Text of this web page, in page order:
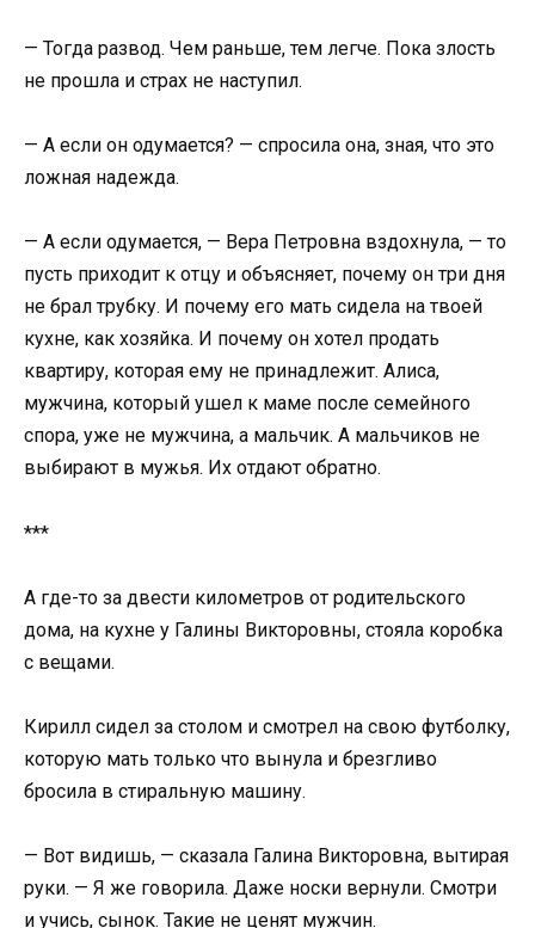
— Тогда развод. Чем раньше, тем легче. Пока злость
не прошла и страх не наступил.
— А если он одумается? — спросила она, зная, что это
ложная надежда.
— А если одумается, — Вера Петровна вздохнула, — то
пусть приходит к отцу и объясняет, почему он три дня
не брал трубку. И почему его мать сидела на твоей
кухне, как хозяйка. И почему он хотел продать
квартиру, которая ему не принадлежит. Алиса,
мужчина, который ушел к маме после семейного
спора, уже не мужчина, а мальчик. А мальчиков не
выбирают в мужья. Их отдают обратно.
***
А где-то за двести километров от родительского
дома, на кухне у Галины Викторовны, стояла коробка
с вещами.
Кирилл сидел за столом и смотрел на свою футболку,
которую мать только что вынула и брезгливо
бросила в стиральную машину.
— Вот видишь, — сказала Галина Викторовна, вытирая
руки. — Я же говорила. Даже носки вернули. Смотри
и учись, сынок. Такие не ценят мужчин.